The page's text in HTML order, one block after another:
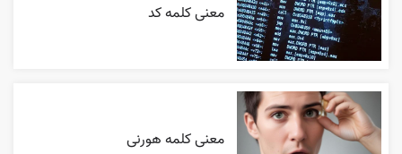
معنی کلمه کد
معنی کلمه هورنی